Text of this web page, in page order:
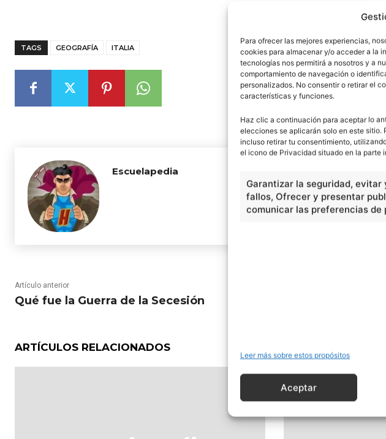
Para ofrecer las mejores experiencias,
cookies para almacenar y/o acceder a la
tecnologías nos permitirá a nosotros y a
comportamiento de navegación o
personalizados. No consentir o retirar el
características y funciones.
Haz clic a continuación para aceptar lo
elecciones se aplicarán solo en este sitio.
incluso retirar tu consentimiento,
el icono de Privacidad situado en la parte
Garantizar la seguridad,
fallos, Ofrecer y presentar
comunicar las preferencias de
Leer más sobre estos propósitos
Aceptar
TAGS GEOGRAFÍA ITALIA
Escuelapedia
Artículo anterior
Qué fue la Guerra de la Secesión
ARTÍCULOS RELACIONADOS